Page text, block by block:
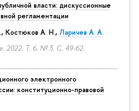
власти: дискуссионные
регламентации
Костюков А. Н., Ларичев А. А.
2022. Т. 6. № 3. С. 49-62.
электронного
конституционно-правовой